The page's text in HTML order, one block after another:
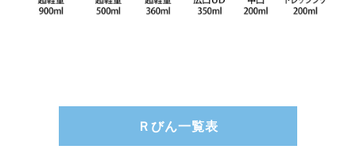
Ｒびん一覧表